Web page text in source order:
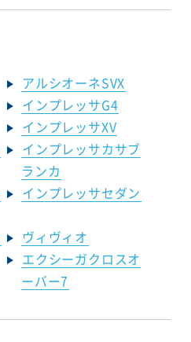
アルシオーネSVX
インプレッサG4
インプレッサXV
インプレッサカサブ
ランカ
インプレッサセダン
ヴィヴィオ
エクシーガクロスオ
ーバー7